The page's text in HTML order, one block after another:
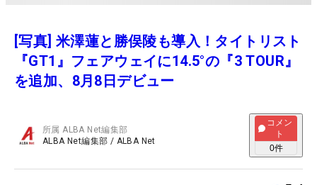
[写真] 米澤蓮と勝俣陵も導入！タイトリスト
『GT1』フェアウェイに14.5°の『3 TOUR』
を追加、8月8日デビュー
所属ALBA Net編集部
ALBA Net編集部 / ALBA Net
コメン
ト
0件